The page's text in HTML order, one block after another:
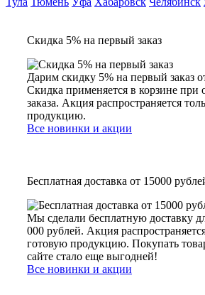
Скидка 5% на первый заказ
Дарим скидку 5% на первый заказ
Скидка применяется в корзине при
заказа. Акция распространяется
продукцию.
Все новинки и акции
Бесплатная доставка от 15000
Мы сделали бесплатную доставку
000 рублей. Акция
готовую продукцию. Покупать
сайте стало еще выгодней!
Все новинки и акции